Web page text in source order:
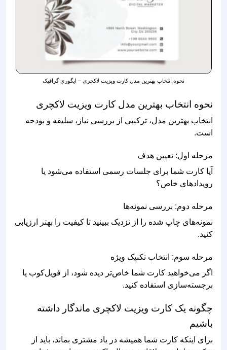
نحوه انتخاب بهترین مدل کارت ویزیت لاکچری – ایگوری گرافیک
نحوه انتخاب بهترین مدل کارت ویزیت لاکچری
انتخاب بهترین مدل، ترکیبی از بررسی نیاز، سلیقه و بودجه
است.
مرحله اول: تعیین هدف
آیا کارت شما برای جلسات رسمی استفاده می‌شود یا
رویدادهای خاص؟
مرحله دوم: بررسی نمونه‌ها
نمونه‌های چاپ شده را از نزدیک ببینید تا کیفیت را بهتر ارزیابی
کنید.
مرحله سوم: انتخاب تکنیک ویژه
اگر می‌خواهید کارت شما خاص‌تر دیده شود، از فویل‌کوب یا
برجسته‌سازی استفاده کنید.
چگونه یک کارت ویزیت لاکچری ماندگار داشته
باشیم
برای اینکه کارت شما همیشه در یاد مشتری بماند، باید از